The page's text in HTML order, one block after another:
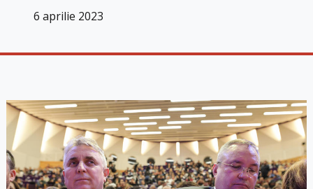
6 aprilie 2023